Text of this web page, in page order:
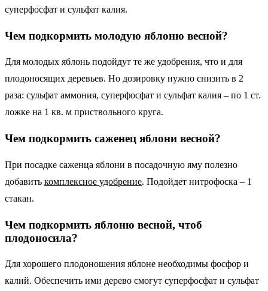
суперфосфат и сульфат калия.
Чем подкормить молодую яблоню весной?
Для молодых яблонь подойдут те же удобрения, что и для
плодоносящих деревьев. Но дозировку нужно снизить в 2
раза: сульфат аммония, суперфосфат и сульфат калия – по 1 ст.
ложке на 1 кв. м приствольного круга.
Чем подкормить саженец яблони весной?
При посадке саженца яблони в посадочную яму полезно
добавить комплексное удобрение. Подойдет нитрофоска – 1
стакан.
Чем подкормить яблоню весной, чтоб
плодоносила?
Для хорошего плодоношения яблоне необходимы фосфор и
калий. Обеспечить ими дерево смогут суперфосфат и сульфат